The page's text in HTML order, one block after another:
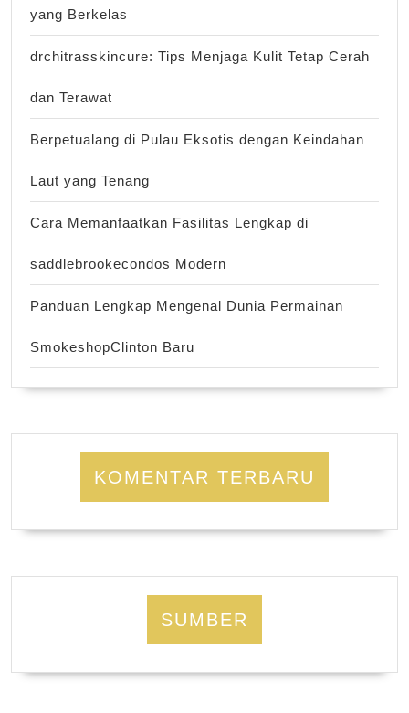
yang Berkelas
drchitrasskincure: Tips Menjaga Kulit Tetap Cerah
dan Terawat
Berpetualang di Pulau Eksotis dengan Keindahan
Laut yang Tenang
Cara Memanfaatkan Fasilitas Lengkap di
saddlebrookecondos Modern
Panduan Lengkap Mengenal Dunia Permainan
SmokeshopClinton Baru
KOMENTAR TERBARU
SUMBER